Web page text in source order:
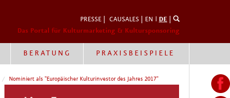
PRESSE CAUSALES EN DE
Das Portal für Kulturmarketing & Kultursponsoring
BERATUNG PRAXISBEISPIELE
Nominiert als "Europäischer Kulturinvestor des Jahres 2017"